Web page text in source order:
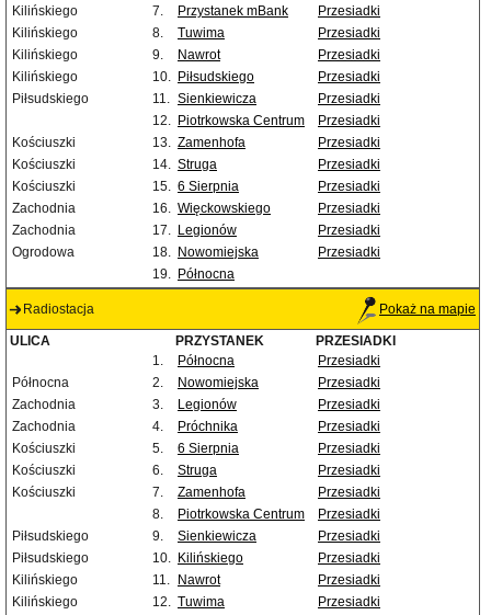
Kilińskiego
7. Przystanek mBank
Przesiadki
Kilińskiego
8. Tuwima
Przesiadki
Kilińskiego
9. Nawrot
Przesiadki
Kilińskiego
10. Piłsudskiego
Przesiadki
Piłsudskiego
11. Sienkiewicza
Przesiadki
12. Piotrkowska Centrum
Przesiadki
Kościuszki
13. Zamenhofa
Przesiadki
Kościuszki
14. Struga
Przesiadki
Kościuszki
15. 6 Sierpnia
Przesiadki
Zachodnia
16. Więckowskiego
Przesiadki
Zachodnia
17. Legionów
Przesiadki
Ogrodowa
18. Nowomiejska
Przesiadki
19. Północna
Radiostacja Pokaż na mapie
ULICA PRZYSTANEK
PRZESIADKI
1.
Północna
Przesiadki
Północna
2. Nowomiejska
Przesiadki
Zachodnia
3. Legionów
Przesiadki
Zachodnia
4. Próchnika
Przesiadki
Kościuszki
5. 6 Sierpnia
Przesiadki
Kościuszki
6. Struga
Przesiadki
Kościuszki
7. Zamenhofa
Przesiadki
8.
Piotrkowska Centrum
Przesiadki
Piłsudskiego
9. Sienkiewicza
Przesiadki
Piłsudskiego
10. Kilińskiego
Przesiadki
Kilińskiego
11. Nawrot
Przesiadki
Kilińskiego
12. Tuwima Przesiadki